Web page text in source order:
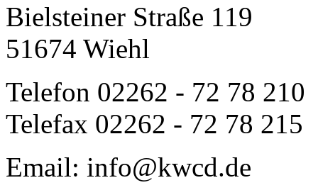
Bielsteiner Straße 119
51674 Wiehl
Telefon 02262 - 72 78 210
Telefax 02262 - 72 78 215
Email: info@kwcd.de